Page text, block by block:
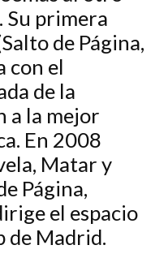
Su primera
de Página,
con el
de la
a la mejor
En 2008
Matar y
Página,
el espacio
de Madrid.